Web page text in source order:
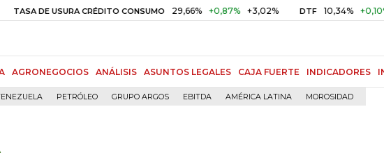
DE USURA CRÉDITO CONSUMO 29,66% +0,87% +3,02% DTF 10,34% +0,10%
AGRONEGOCIOS ANÁLISIS ASUNTOS LEGALES CAJA FUERTE INDICADORES
PETRÓLEO GRUPO ARGOS EBITDA AMÉRICA LATINA MOROSIDAD